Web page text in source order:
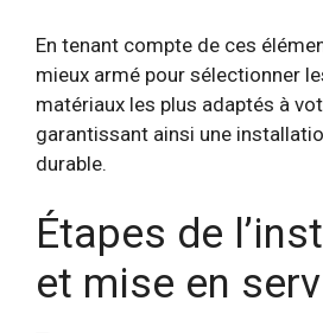
En tenant compte de ces
mieux armé pour sélectionner
matériaux les plus adaptés à
garantissant ainsi une
durable.
Étapes de
et mise en